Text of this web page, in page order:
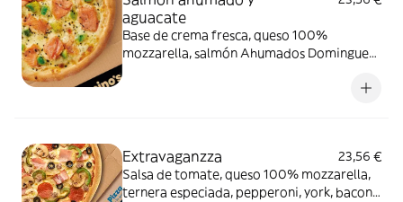
aguacate
Base de crema fresca, queso 100%
mozzarella, salmón Ahumados Dominguez
Extravaganzza
23,56 €
Salsa de tomate, queso 100% mozzarella,
ternera especiada, pepperoni, york, bacon,